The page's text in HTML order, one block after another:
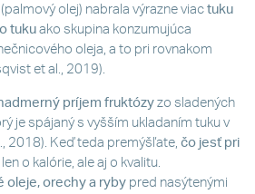
(palmový olej) nabrala výrazne viac tuku
tuku ako skupina konzumujúca
oleja, a to pri rovnakom
et al., 2019).
príjem fruktózyzo sladených
je spájaný s vyšším ukladaním tuku v
2018). Keď teda premýšľate, čo jesť pri
len o kalórie, ale aj o kvalitu.
oleje, orechy a ryby pred nasýtenými